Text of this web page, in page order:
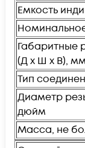
Емкость
Габаритные
(Д х Ш х В), мм
Тип
Диаметр
дюйм
Масса, не